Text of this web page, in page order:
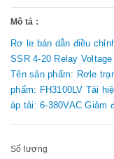
Mô tả :
Rơ le bán dẫn điều
SSR 4-20 Relay
Tên sản phẩm: Rơle
phẩm: FH3100LV Tải
áp tải: 6-380VAC Giảm
Số lượng